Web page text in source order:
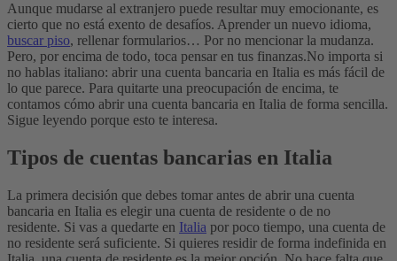
Aunque mudarse al extranjero puede resultar muy emocionante, es
cierto que no está exento de desafíos. Aprender un nuevo idioma,
buscar piso, rellenar formularios… Por no mencionar la mudanza.
Pero, por encima de todo, toca pensar en tus finanzas.No importa si
no hablas italiano: abrir una cuenta bancaria en Italia es más fácil de
lo que parece. Para quitarte una preocupación de encima, te
contamos cómo abrir una cuenta bancaria en Italia de forma sencilla.
Sigue leyendo porque esto te interesa.
Tipos de cuentas bancarias en Italia
La primera decisión que debes tomar antes de abrir una cuenta
bancaria en Italia es elegir una cuenta de residente o de no
residente. Si vas a quedarte en Italia por poco tiempo, una cuenta de
no residente será suficiente. Si quieres residir de forma indefinida en